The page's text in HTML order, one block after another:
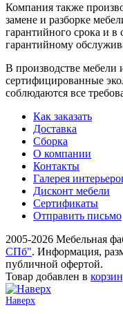
Компания также
замене и разборке
гарантийного срока и в
гарантийному
В производстве мебели
сертифицированные
соблюдаются все
Как заказать
Доставка
Сборка
О компании
Контакты
Галерея
Дисконт мебели
Сертификаты
Отправить письмо
2005-2026 Мебельная
СПб". Информация,
публичной офертой.
Товар добавлен в
Наверх